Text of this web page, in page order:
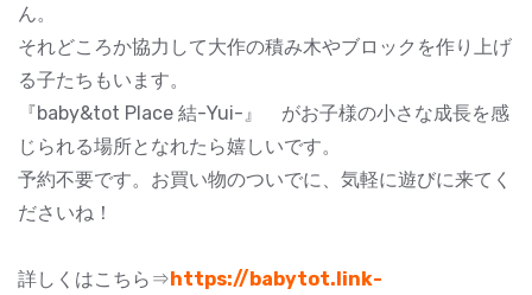
ん。
それどころか協力して大作の積み木やブロックを作り上げ
る子たちもいます。
『baby&tot Place 結-Yui-』 がお子様の小さな成長を感
じられる場所となれたら嬉しいです。
予約不要です。お買い物のついでに、気軽に遊びに来てく
ださいね！
詳しくはこちら⇒https://babytot.link-